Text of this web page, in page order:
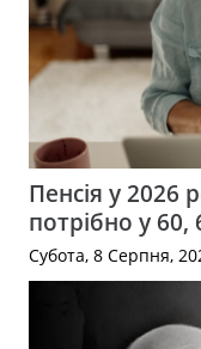
Пенсія у 2026
потрібно у 60,
Субота, 8 Серпня,